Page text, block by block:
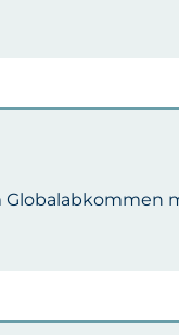
Globalabkommen